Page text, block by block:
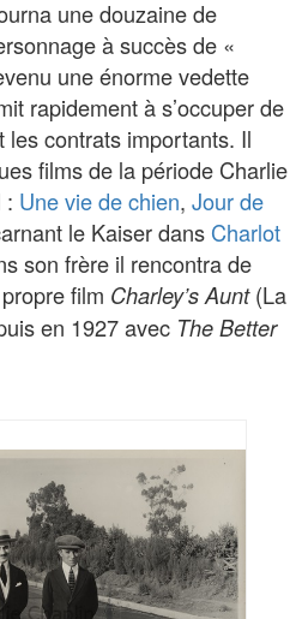
une douzaine de
à succès de «
une énorme vedette
rapidement à s’occuper de
les contrats importants. Il
films de la période Charlie
: Une vie de chien, Jour de
le Kaiser dans Charlot
son frère il rencontra de
film Charley’s Aunt(La
en 1927 avec The Better